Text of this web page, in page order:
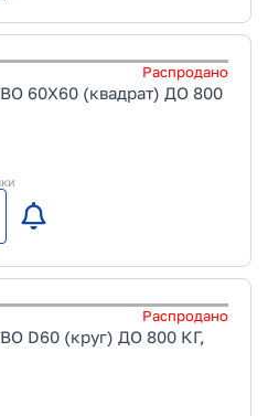
Распродано
60X60 (квадрат) ДО 800
Распродано
D60 (круг) ДО 800 КГ,